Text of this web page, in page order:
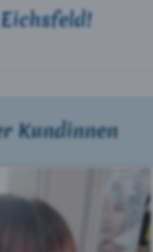
Kundinnen